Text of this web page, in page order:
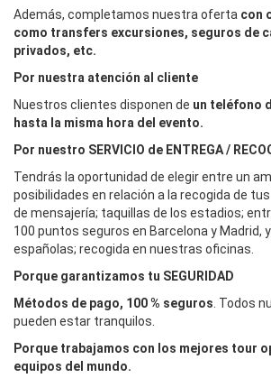
Además, completamos nuestra oferta con
como transfers excursiones, seguros de
privados, etc.
Por nuestra atención al cliente
Nuestros clientes disponen de un teléfono
hasta la misma hora del evento.
Por nuestro SERVICIO de ENTREGA /
Tendrás la oportunidad de elegir entre un
posibilidades en relación a la recogida de
de mensajería; taquillas de los estadios;
100 puntos seguros en Barcelona y Madrid,
españolas; recogida en nuestras oficinas.
Porque garantizamos tu SEGURIDAD
Métodos de pago, 100 % seguros . Todos
pueden estar tranquilos.
Porque trabajamos con los mejores tour
equipos del mundo.